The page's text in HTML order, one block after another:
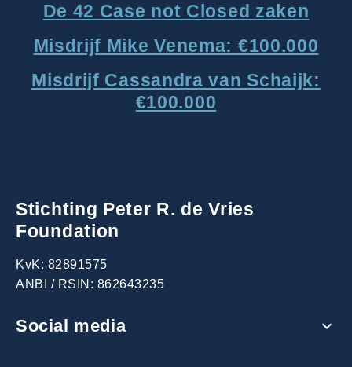
De 42 Case not Closed zaken
Misdrijf Mike Venema: €100.000
Misdrijf Cassandra van Schaijk:
€100.000
Stichting Peter R. de Vries
Foundation
KvK: 82891575
ANBI / RSIN: 862643235
Social media expand_more